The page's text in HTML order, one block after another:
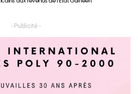
- Publicité -